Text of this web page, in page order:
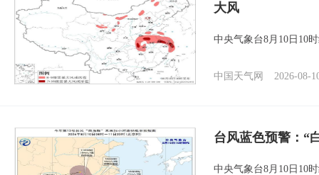
大风
中央气象台8月10日10
中国天气网 2026-08-
台风蓝色预警：“
中央气象台8月10日10